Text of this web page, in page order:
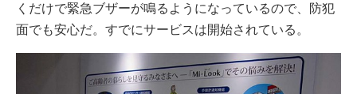
くだけで緊急ブザーが鳴るようになっているので、防犯
面でも安心だ。すでにサービスは開始されている。